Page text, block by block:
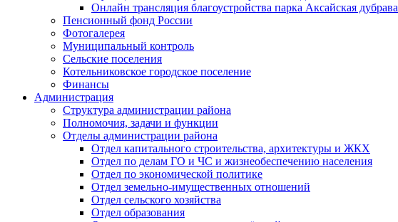
Онлайн трансляция благоустройства парка Аксайская дубрава
Пенсионный фонд России
Фотогалерея
Муниципальный контроль
Сельские поселения
Котельниковское городское поселение
Финансы
Администрация
Структура администрации района
Полномочия, задачи и функции
Отделы администрации района
Отдел капитального строительства, архитектуры и ЖКХ
Отдел по делам ГО и ЧС и жизнеобеспечению населения
Отдел по экономической политике
Отдел земельно-имущественных отношений
Отдел сельского хозяйства
Отдел образования